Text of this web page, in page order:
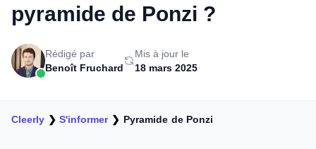
pyramide de Ponzi ?
Rédigé par
Benoît Fruchard
Mis à jour le
18 mars 2025
Cleerly ❯S'informer❯ Pyramide de Ponzi